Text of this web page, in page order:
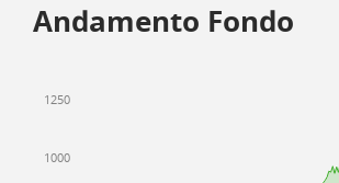
Andamento Fondo
1000
1250